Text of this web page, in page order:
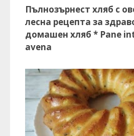
Пълнозърнест хляб с
лесна рецепта за
домашен хляб * Pane
avena